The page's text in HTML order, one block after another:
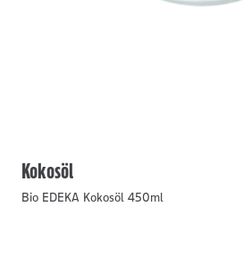
Kokosöl
Bio EDEKA Kokosöl 450ml